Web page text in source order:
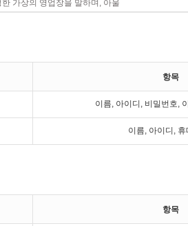
항목
이름, 아이디, 비밀번호,
이름, 아이디,
항목